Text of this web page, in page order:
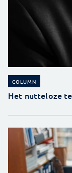
COLUMN
Het nutteloze